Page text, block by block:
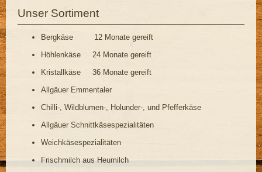
Unser Sortiment
Bergkäse 12 Monate gereift
Höhlenkäse 24 Monate gereift
Kristallkäse 36 Monate gereift
Allgäuer Emmentaler
Chilli-, Wildblumen-, Holunder-, und Pfefferkäse
Allgäuer Schnittkäsespezialitäten
Weichkäsespezialitäten
Frischmilch aus Heumilch